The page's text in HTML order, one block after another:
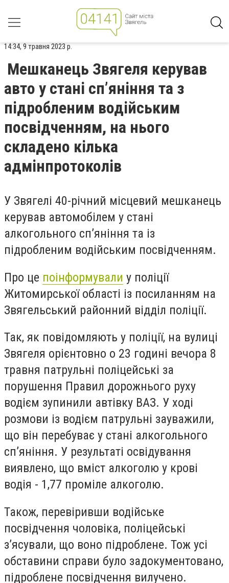
14:34, 9 травня 2023 р.
Мешканець Звягеля керував
авто у стані сп’яніння та з
підробленим водійським
посвідченням, на нього
складено кілька
адмінпротоколів
У Звягелі 40-річний місцевий мешканець
керував автомобілем у стані
алкогольного сп’яніння та із
підробленим водійським посвідченням.
Про це поінформували у поліції
Житомирської області із посиланням на
Звягельський районний відділ поліції.
Так, як повідомляють у поліції, на вулиці
Звягеля орієнтовно о 23 годині вечора 8
травня патрульні поліцейські за
порушення Правил дорожнього руху
водієм зупинили автівку ВАЗ. У ході
розмови із водієм патрульні зауважили,
що він перебуває у стані алкогольного
сп’яніння. У результаті освідування
виявлено, що вміст алкоголю у крові
водія - 1,77 проміле алкоголю.
Також, перевіривши водійське
посвідчення чоловіка, поліцейські
з’ясували, що воно підроблене. Тож усі
обставини справи було задокументовано,
підроблене посвідчення вилучено.